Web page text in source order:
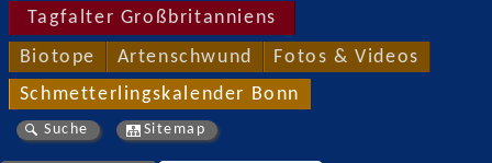
Tagfalter Großbritanniens
Biotope Artenschwund Fotos & Videos
Schmetterlingskalender Bonn
Suche Sitemap